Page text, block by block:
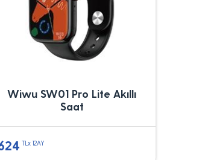
Wiwu SW01 Pro Lite Akıllı
Saat
TLx 12AY